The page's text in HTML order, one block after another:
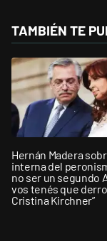
TAMBIÉN TE
Hernán Madera
interna del
no ser un segundo
vos tenés que
Cristina Kirchner”